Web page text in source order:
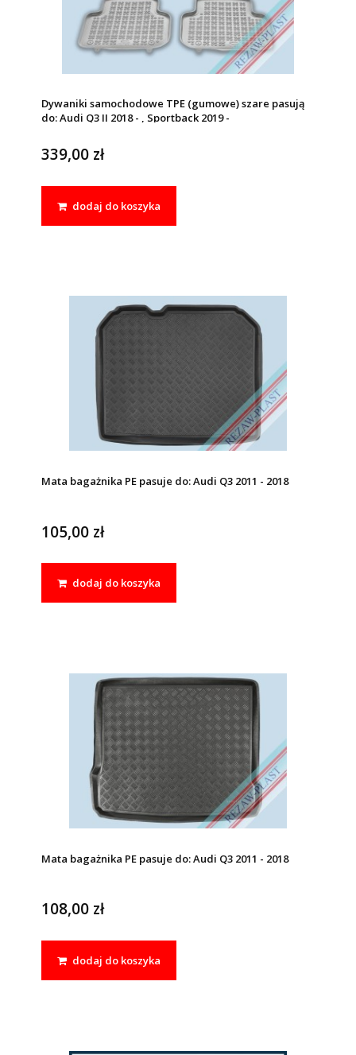
Dywaniki samochodowe TPE (gumowe) szare pasują
do: Audi Q3 II 2018 - , Sportback 2019 -
339,00 zł
dodaj do koszyka
Mata bagażnika PE pasuje do: Audi Q3 2011 - 2018
105,00 zł
dodaj do koszyka
Mata bagażnika PE pasuje do: Audi Q3 2011 - 2018
108,00 zł
dodaj do koszyka